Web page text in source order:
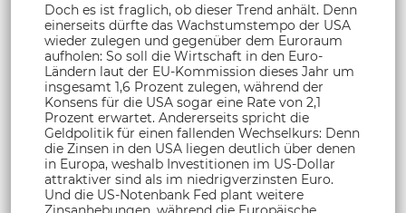
Doch es ist fraglich, ob dieser Trend anhält. Denn
einerseits dürfte das Wachstumstempo der USA
wieder zulegen und gegenüber dem Euroraum
aufholen: So soll die Wirtschaft in den Euro-
Ländern laut der EU-Kommission dieses Jahr um
insgesamt 1,6 Prozent zulegen, während der
Konsens für die USA sogar eine Rate von 2,1
Prozent erwartet. Andererseits spricht die
Geldpolitik für einen fallenden Wechselkurs: Denn
die Zinsen in den USA liegen deutlich über denen
in Europa, weshalb Investitionen im US-Dollar
attraktiver sind als im niedrigverzinsten Euro.
Und die US-Notenbank Fed plant weitere